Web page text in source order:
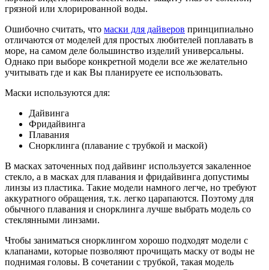
грязной или хлорированной воды.
Ошибочно считать, что маски для дайверов принципиально
отличаются от моделей для простых любителей поплавать в
море, на самом деле большинство изделий универсальны.
Однако при выборе конкретной модели все же желательно
учитывать где и как Вы планируете ее использовать.
Маски используются для:
Дайвинга
Фридайвинга
Плавания
Снорклинга (плавание с трубкой и маской)
В масках заточенных под дайвинг используется закаленное
стекло, а в масках для плавания и фридайвинга допустимы
линзы из пластика. Такие модели намного легче, но требуют
аккуратного обращения, т.к. легко царапаются. Поэтому для
обычного плавания и снорклинга лучше выбрать модель со
стеклянными линзами.
Чтобы заниматься снорклингом хорошо подходят модели с
клапанами, которые позволяют прочищать маску от воды не
поднимая головы. В сочетании с трубкой, такая модель